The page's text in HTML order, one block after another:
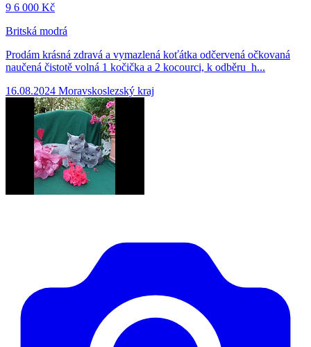
9 6 000 Kč
Britská modrá
Prodám krásná zdravá a vymazlená koťátka odčervená očkovaná
naučená čistotě volná 1 kočička a 2 kocourci, k odběru h...
16.08.2024 Moravskoslezský kraj